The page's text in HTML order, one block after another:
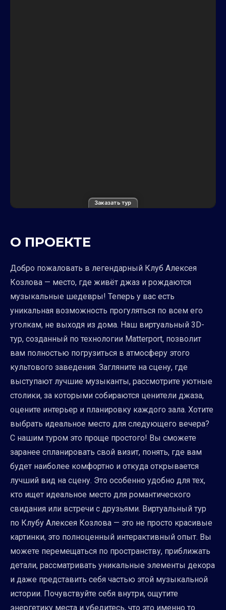
Заказать тур
О ПРОЕКТЕ
Добро пожаловать в легендарный Клуб Алексея
Козлова — место, где живёт джаз и рождаются
музыкальные шедевры! Теперь у вас есть
уникальная возможность прогуляться по всем его
уголкам, не выходя из дома. Наш виртуальный 3D-
тур, созданный по технологии Matterport, позволит
вам полностью погрузиться в атмосферу этого
культового заведения. Загляните на сцену, где
выступают лучшие музыканты, рассмотрите уютные
столики, за которыми собираются ценители джаза,
оцените интерьер и планировку каждого зала. Хотите
выбрать идеальное место для следующего вечера?
С нашим туром это проще простого! Вы сможете
заранее спланировать свой визит, понять, где вам
будет наиболее комфортно и откуда открывается
лучший вид на сцену. Это особенно удобно для тех,
кто ищет идеальное место для романтического
свидания или встречи с друзьями. Виртуальный тур
по Клубу Алексея Козлова — это не просто красивые
картинки, это полноценный интерактивный опыт. Вы
можете перемещаться по пространству, приближать
детали, рассматривать уникальные элементы декора
и даже представить себя частью этой музыкальной
истории. Почувствуйте себя внутри, ощутите
энергетику места и убедитесь, что это именно то